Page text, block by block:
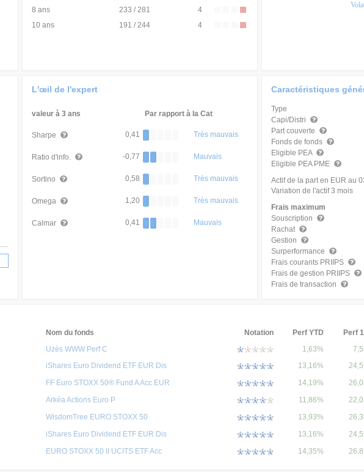
8 ans
233 / 281
4
10 ans
191 / 244 4
L'œil de l'expert
valeur à 3 ans Par rapport à la Cat
Sharpe 0,41 Très mauvais
Ratio d'info. -0,77 Mauvais
Sortino 0,58 Très mauvais
Omega 1,20 Très mauvais
Calmar 0,41 Mauvais
Caractéristiques
Type
Capi/Distri
Part couverte
Fonds de fonds
Eligible PEA
Eligible PEA PME
Actif de la part en EUR au
Variation de l'actif 3 mois
Frais maximum
Souscription
Rachat
Gestion
Surperformance
Frais courants PRIIPS
Frais de gestion PRIIPS
Frais de transaction
Nom du fonds Notation Perf YTD Perf
Uzès WWW Perf C
1,63%
iShares Euro Dividend ETF EUR Dis 13,16%
FF Euro STOXX 50® Fund A Acc EUR 14,19%
Arkéa Actions Euro P 11,86%
WisdomTree EURO STOXX 50 13,93%
iShares Euro Dividend ETF EUR Dis 13,16%
EURO STOXX 50 II UCITS ETF Acc 14,35%